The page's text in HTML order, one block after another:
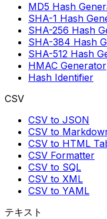
MD5 Hash
SHA-1 Hash
SHA-256 Hash
SHA-384 Hash
SHA-512 Hash
HMAC Generator
Hash Identifier
CSV
CSV to JSON
CSV to
CSV to HTML
CSV Formatter
CSV to SQL
CSV to XML
CSV to YAML
テキスト